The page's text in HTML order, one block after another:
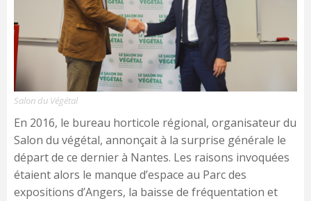
Salon du Végétal
En 2016, le bureau horticole régional, organisateur du
Salon du végétal, annonçait à la surprise générale le
départ de ce dernier à Nantes. Les raisons invoquées
étaient alors le manque d’espace au Parc des
expositions d’Angers, la baisse de fréquentation et